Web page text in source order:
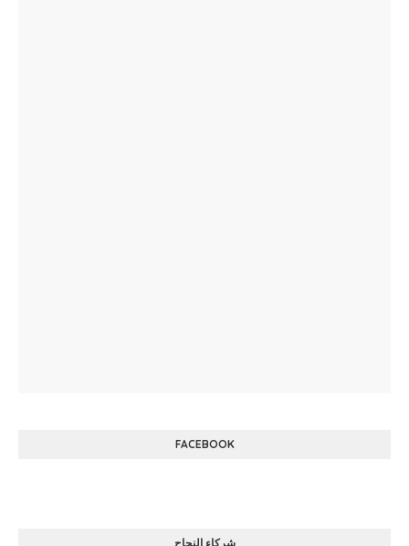
FACEBOOK
شركاء النجاح